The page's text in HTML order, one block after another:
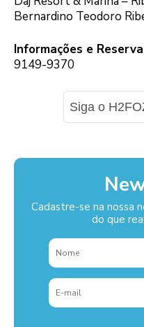
Bernardino Teodoro
Informações e
9149-9370
Siga o
Cadastre-se na nossa
do que